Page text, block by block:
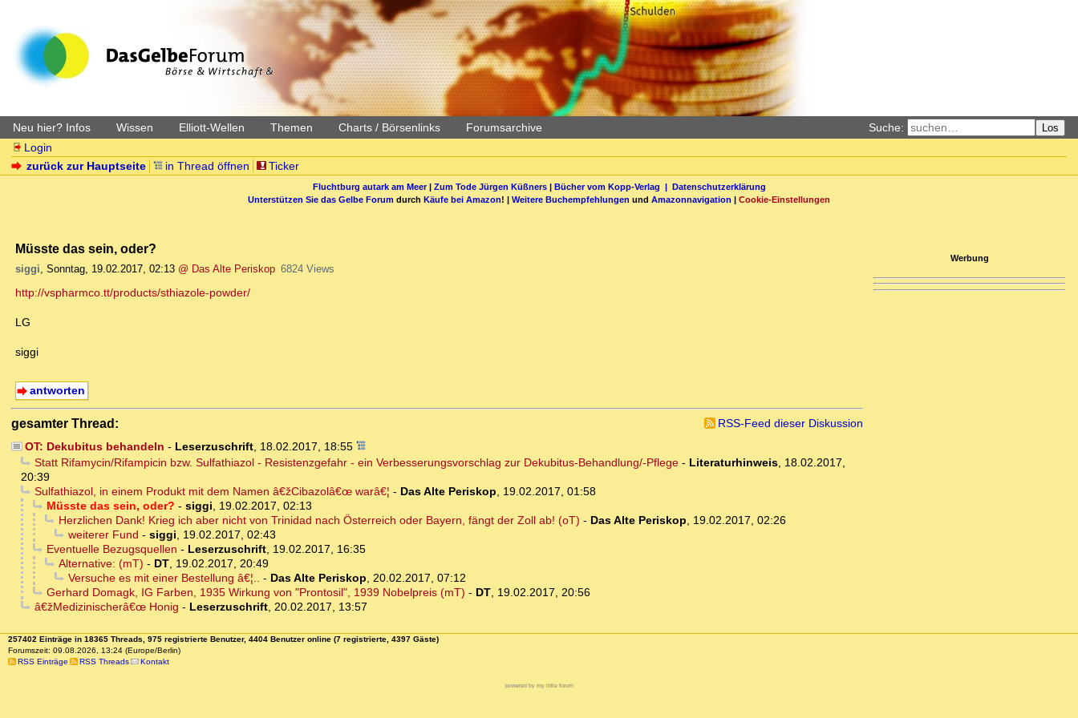
Neu hier? Infos Wissen Elliott-Wellen Themen Charts / Börsenlinks Forumsarchive Suche: Los
Login
zurück zur Hauptseite
in Thread öffnen Ticker
Fluchtburg autark am Meer| Zum Tode Jürgen Küßners| Bücher vom Kopp-Verlag | Datenschutzerklärung
Unterstützen Sie das Gelbe Forum durch Käufe bei Amazon! | Weitere Buchempfehlungen und Amazonnavigation | Cookie-Einstellungen
Müsste das sein, oder?
siggi, Sonntag, 19.02.2017, 02:13 @ Das Alte Periskop 6824 Views
http://vspharmco.tt/products/sthiazole-powder/
LG
siggi
antworten
gesamter Thread:
RSS-Feed dieser Diskussion
OT: Dekubitus behandeln - Leserzuschrift, 18.02.2017, 18:55
Statt Rifamycin/Rifampicin bzw. Sulfathiazol - Resistenzgefahr - ein Verbesserungsvorschlag zur Dekubitus-Behandlung/-Pflege- Literaturhinweis, 18.02.2017,
20:39
Sulfathiazol, in einem Produkt mit dem Namen â€žCibazolâ€œ warâ€¦ - Das Alte Periskop, 19.02.2017, 01:58
Müsste das sein, oder? - siggi, 19.02.2017, 02:13
Herzlichen Dank! Krieg ich aber nicht von Trinidad nach Österreich oder Bayern, fängt der Zoll ab! (oT) - Das Alte Periskop, 19.02.2017, 02:26
weiterer Fund - siggi, 19.02.2017, 02:43
Eventuelle Bezugsquellen - Leserzuschrift, 19.02.2017, 16:35
Alternative: (mT) - DT, 19.02.2017, 20:49
Versuche es mit einer Bestellung â€¦.. - Das Alte Periskop, 20.02.2017, 07:12
Gerhard Domagk, IG Farben, 1935 Wirkung von "Prontosil", 1939 Nobelpreis (mT) - DT, 19.02.2017, 20:56
â€žMedizinischerâ€œ Honig - Leserzuschrift, 20.02.2017, 13:57
Werbung
257402 Einträge in 18365 Threads, 975 registrierte Benutzer, 4404 Benutzer online (7 registrierte, 4397 Gäste)
Forumszeit: 09.08.2026, 13:24 (Europe/Berlin)
RSS Einträge
RSS Threads Kontakt
powered by my little forum